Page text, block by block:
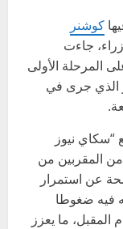
كوشنر
جاءت
المرحلة الأولى
الذي جرى في
نيوز
المقربين من
عن استمرار
فيه ضغوطا
المقبل، ما يعزز